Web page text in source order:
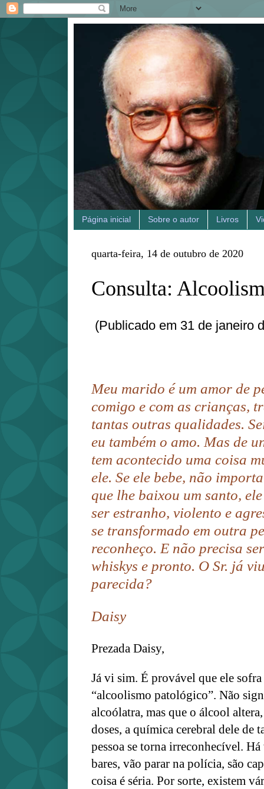
Página inicial Sobre o autor Livros
quarta-feira, 14 de outubro de 2020
Consulta:
(Publicado em 31 de janeiro
Meu marido é um amor de
comigo e com as crianças,
tantas outras qualidades.
eu também o amo. Mas de
tem acontecido uma coisa
ele. Se ele bebe, não
que lhe baixou um santo,
ser estranho, violento e
se transformado em outra
reconheço. E não precisa
whiskys e pronto. O Sr. já
parecida?
Daisy
Prezada Daisy,
Já vi sim. É provável que ele sofra
“alcoolismo patológico”. Não
alcoólatra, mas que o álcool
doses, a química cerebral dele de
pessoa se torna irreconhecível. Há
bares, vão parar na polícia, são
coisa é séria. Por sorte, existem